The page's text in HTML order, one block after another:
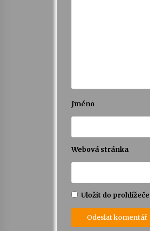
Jméno
Webová stránka
Uložit do